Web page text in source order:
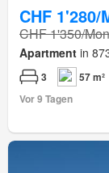
CHF 1'280/
CHF 1'350/
Apartment in
3
57 m²
Vor 9 Tagen